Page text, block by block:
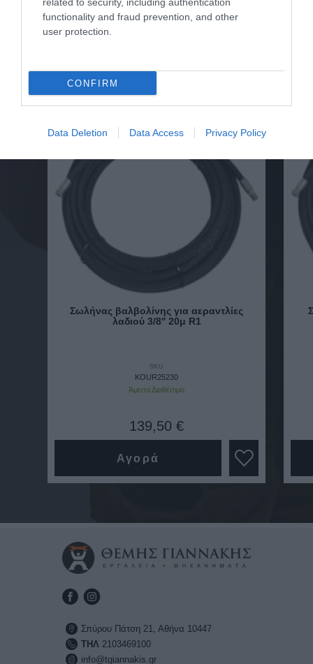
functionality and fraud prevention, and other
user protection.
CONFIRM
Data Deletion Data Access Privacy Policy
Σχετικά προϊόντα
Σωλήνας βαλβολίνης για αεραντλίες
λαδιού 3/8'' 20μ R1
SKU
KOUR25230
Άμεσα Διαθέσιμο
139,50 €
Αγορά
Σπύρου Πάτση 21, Αθήνα 10447
ΤΗΛ2103469100
info@tgiannakis.gr